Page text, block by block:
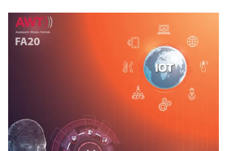
Veranstaltungen
Forschung